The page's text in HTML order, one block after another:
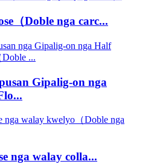
（Doble nga carc...
Gipalig-on nga
nga walay colla...